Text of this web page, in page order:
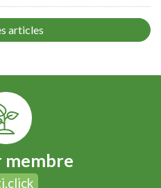
articles
membre